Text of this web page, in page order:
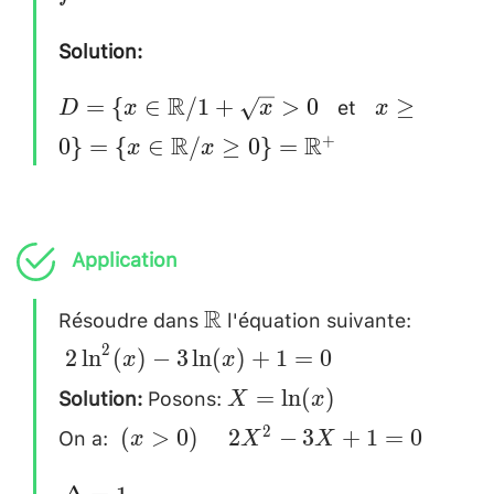
Solution:
D=\{x\in
\mathbb{R}/
1+\sqrt{x}>
D = {x ∈ R/1 + x > 0 et
~~x\geq
x ≥
0} = {x ∈ R/x ≥ 0} = R+
Application
Résoudre dans\mathbb{R}
Rl'équation suivante:
2ln2 (x) − 3ln(x) + 1 = 0
Solution:Posons:X=
\ln(x)\\
X = ln(x)
On a: ~(x > 0)
\quad
2X2 − 3X + 1 = 0